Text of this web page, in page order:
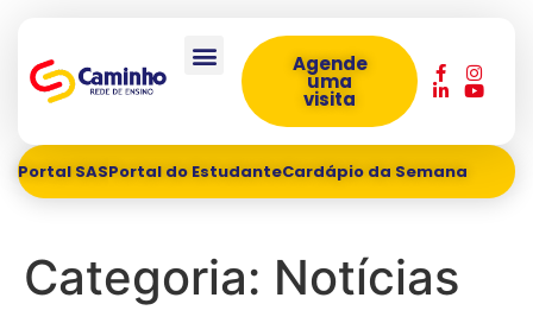
Agende
uma
visita
Portal SASPortal do EstudanteCardápio da Semana
Categoria: Notícias